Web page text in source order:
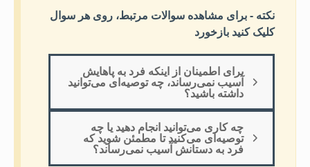
نکته - برای مشاهده سوالات مرتبط، روی هر سوال
کلیک کنید بازخورد
برای اطمینان از اینکه فرد به پاهایش
آسیب نمی‌رساند، چه توصیه‌ای می‌توانید
داشته باشید؟
چه کاری می‌توانید انجام دهید یا چه
توصیه‌ای می‌کنید تا مطمئن شوید که
فرد به دستانش آسیب نمی‌رساند؟